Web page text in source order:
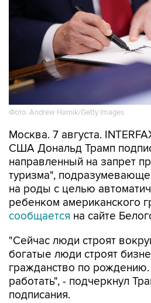
Фото: Andrew Harnik/Getty Images
Москва. 7 августа.
США Дональд Трамп
направленный на запрет
туризма",
на роды с целью
ребенком американского
сообщается на сайте
"Сейчас люди строят
богатые люди строят
гражданство по
работать", - подчеркнул
подписания.